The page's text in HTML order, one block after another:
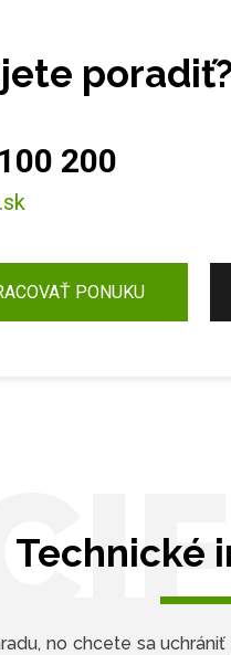
200
PONUKU
Technické
no chcete sa